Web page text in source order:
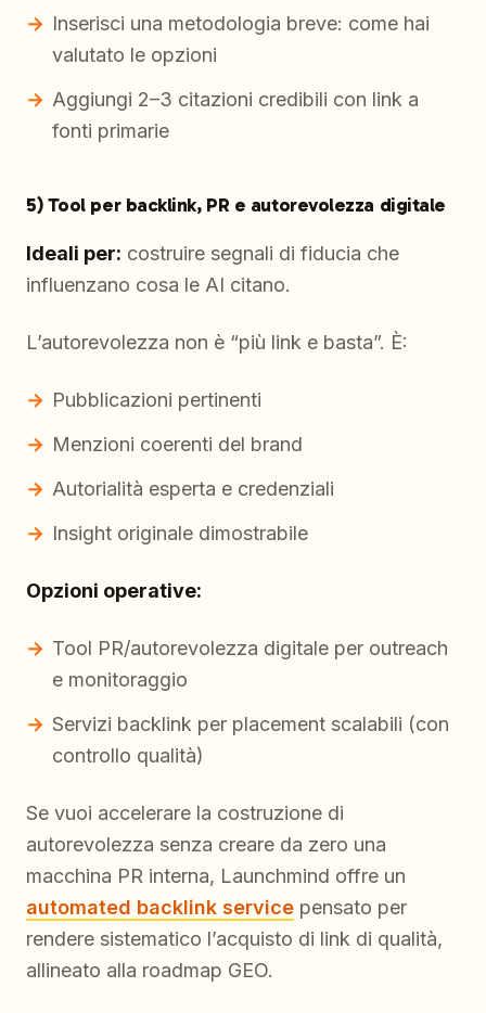
Inserisci una metodologia breve: come hai
valutato le opzioni
Aggiungi 2–3 citazioni credibili con link a
fonti primarie
5) Tool per backlink, PR e autorevolezza digitale
Ideali per: costruire segnali di fiducia che
influenzano cosa le AI citano.
L’autorevolezza non è “più link e basta”. È:
Pubblicazioni pertinenti
Menzioni coerenti del brand
Autorialità esperta e credenziali
Insight originale dimostrabile
Opzioni operative:
Tool PR/autorevolezza digitale per outreach
e monitoraggio
Servizi backlink per placement scalabili (con
controllo qualità)
Se vuoi accelerare la costruzione di
autorevolezza senza creare da zero una
macchina PR interna, Launchmind offre un
automated backlink service pensato per
rendere sistematico l’acquisto di link di qualità,
allineato alla roadmap GEO.